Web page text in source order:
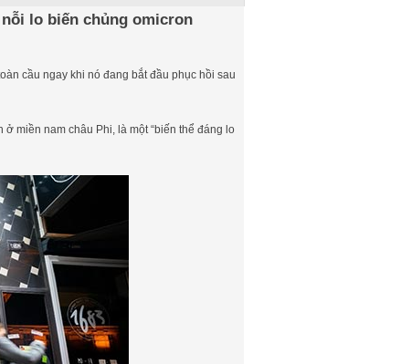
lo biến chủng omicron
cầu ngay khi nó đang bắt đầu phục hồi sau
miền nam châu Phi, là một “biến thể đáng lo